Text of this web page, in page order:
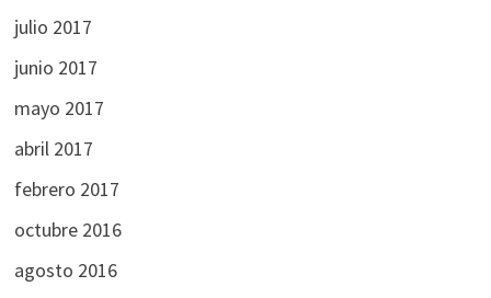
julio 2017
junio 2017
mayo 2017
abril 2017
febrero 2017
octubre 2016
agosto 2016